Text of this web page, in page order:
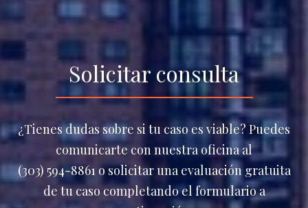
Solicitar consulta
¿Tienes dudas sobre si tu caso es viable? Puedes
comunicarte con nuestra oficina al
(303) 594-8861 o solicitar una evaluación gratuita
de tu caso completando el formulario a